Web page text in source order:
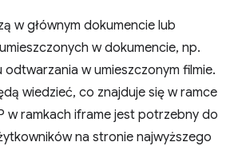
w głównym dokumencie lub
w dokumencie, np.
odtwarzania w umieszczonym filmie.
wiedzieć, co znajduje się w ramce
w ramkach iframe jest potrzebny do
na stronie najwyższego